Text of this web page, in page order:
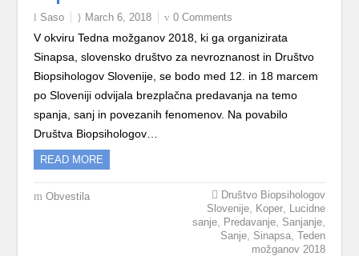
Saso March 6, 2018 0 Comments
V okviru Tedna možganov 2018, ki ga organizirata
Sinapsa, slovensko društvo za nevroznanost in Društvo
Biopsihologov Slovenije, se bodo med 12. in 18 marcem
po Sloveniji odvijala brezplačna predavanja na temo
spanja, sanj in povezanih fenomenov. Na povabilo
Društva Biopsihologov…
READ MORE
Obvestila
Društvo Biopsihologov
Slovenije, Koper,
Lucidne
sanje, Predavanje, Sanjanje,
Sanje, Sinapsa, Teden
možganov 2018